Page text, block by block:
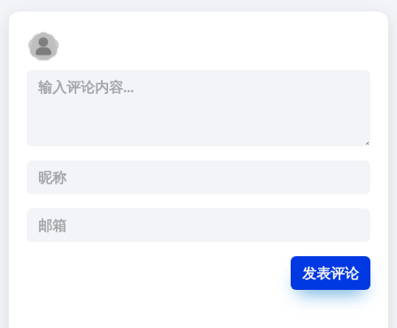
发表评论